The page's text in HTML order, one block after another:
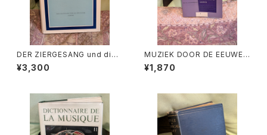
DER ZIERGESANG und die
Ausfuhrung der Appoggiat
ura【著者：Kurt Wichmann】出
¥3,300
MUZIEK DOOR DE EEUWEN
3【著者：DRS.W.C.M.KLOPPE
NBURG】出版社：Broekmans
¥1,870